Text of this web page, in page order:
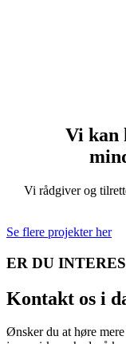
Vi kan
Vi rådgiver og
Se flere projekter her
ER DU
Kontakt os i
Ønsker du at høre